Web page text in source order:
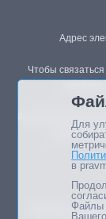
Адрес
Чтобы
Републикация
возможна
Мнение
Для
в
Файлы